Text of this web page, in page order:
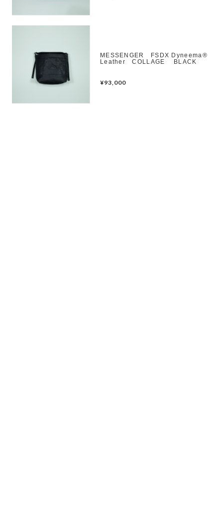
MESSENGER FSDX Dyneema®︎
Leather COLLAGE BLACK
¥93,000